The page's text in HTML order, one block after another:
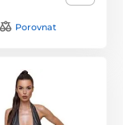
Porovnat